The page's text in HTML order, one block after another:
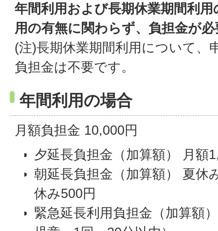
年間利用および長期休業期間利
用の有無に関わらず、負担金が
(注)長期休業期間利用について、
負担金は不要です。
年間利用の場合
月額負担金 10,000円
夕延長負担金（加算額） 月額
朝延長負担金（加算額） 夏休
休み500円
緊急延長利用負担金（加算額